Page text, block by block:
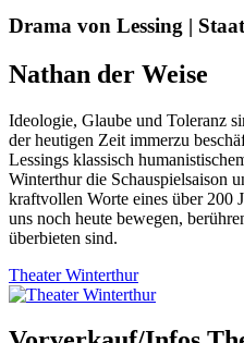
Drama von Lessing |
Nathan der Weise
Ideologie, Glaube und Toleranz
der heutigen Zeit immerzu
Lessings klassisch
Winterthur die Schauspielsaison
kraftvollen Worte eines über 200
uns noch heute bewegen,
überbieten sind.
Theater Winterthur